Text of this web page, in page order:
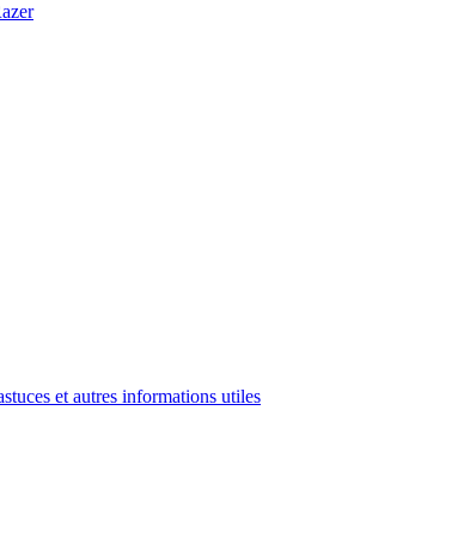
et autres informations utiles